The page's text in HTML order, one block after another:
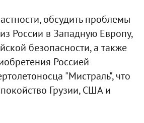
обсудить проблемы
России в Западную Европу,
безопасности, а также
Россией
"Мистраль", что
Грузии, США и